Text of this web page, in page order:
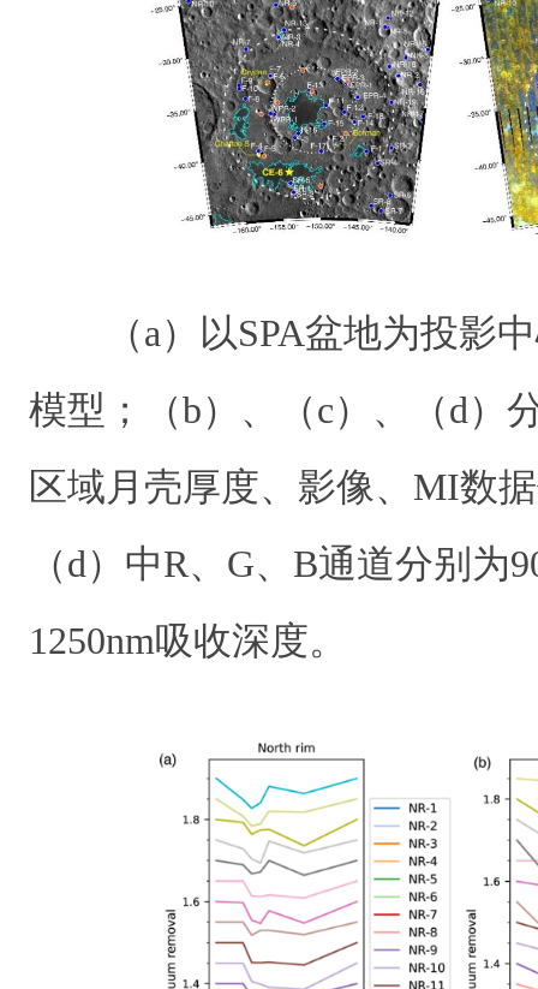
（a）以SPA盆地为投影中
模型；（b）、（c）、（d）
区域月壳厚度、影像、MI数
（d）中R、G、B通道分别为
1250nm吸收深度。